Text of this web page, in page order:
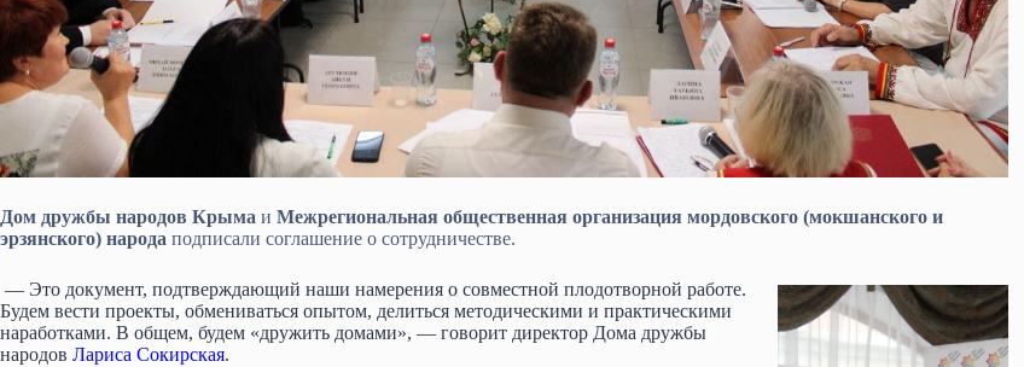
Дом дружбы народов Крыма и Межрегиональная общественная организация мордовского (мокшанского и
эрзянского) народа подписали соглашение о сотрудничестве.
— Это документ, подтверждающий наши намерения о совместной плодотворной работе.
Будем вести проекты, обмениваться опытом, делиться методическими и практическими
наработками. В общем, будем «дружить домами», — говорит директор Дома дружбы
народов Лариса Сокирская.